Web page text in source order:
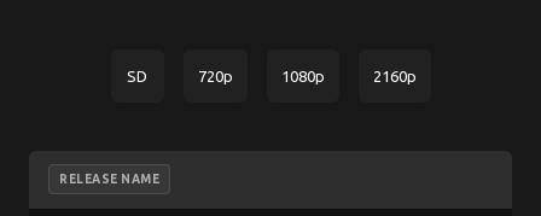
SD 720p 1080p 2160p
RELEASE NAME